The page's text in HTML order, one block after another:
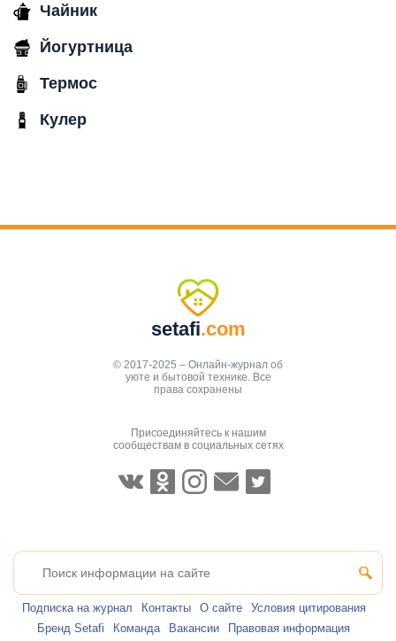
Чайник
Йогуртница
Термос
Кулер
setafi.com
© 2017-2025 – Онлайн-журнал об
уюте и бытовой технике. Все
права сохранены
Присоединяйтесь к нашим
сообществам в социальных сетях
Подписка на журнал Контакты О сайте
Условия цитирования
Бренд Setafi
Команда Вакансии Правовая информация